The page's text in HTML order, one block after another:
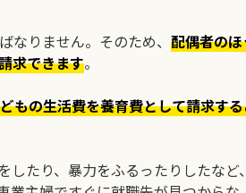
りません。そのため、 配偶者の
求できます。
もの生活費を養育費として請求す
たり、暴力をふるったりしたなど、